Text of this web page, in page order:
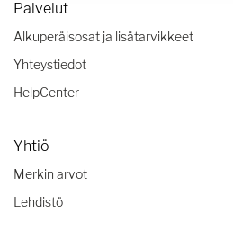
Palvelut
Alkuperäisosat ja lisätarvikkeet
Yhteystiedot
HelpCenter
Yhtiö
Merkin arvot
Lehdistö